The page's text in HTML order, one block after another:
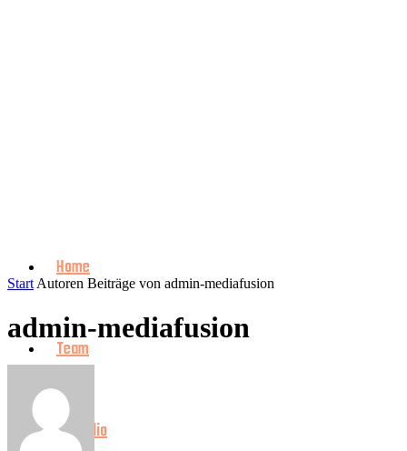
Home
Team
Portfolio
Start Autoren Beiträge von admin-mediafusion
admin-mediafusion